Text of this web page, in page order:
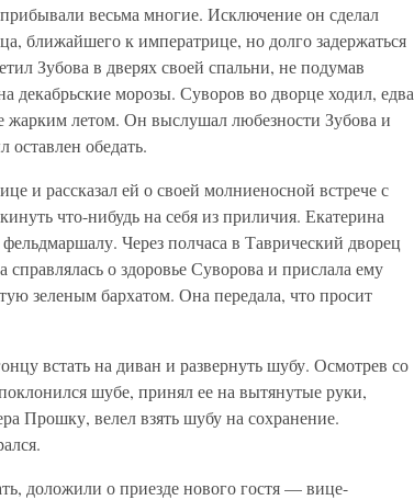
весьма многие. Исключение он сделал
ближайшего к императрице, но долго задержаться
Зубова в дверях своей спальни, не подумав
декабрьские морозы. Суворов во дворце ходил, едва
жарким летом. Он выслушал любезности Зубова и
обедать.
и рассказал ей о своей молниеносной встрече с
что-нибудь на себя из приличия. Екатерина
Через полчаса в Таврический дворец
о здоровье Суворова и прислала ему
зеленым бархатом. Она передала, что просит
встать на диван и развернуть шубу. Осмотрев со
шубе, принял ее на вытянутые руки,
Прошку, велел взять шубу на сохранение.
доложили о приезде нового гостя — вице-